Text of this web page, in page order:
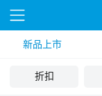
新品上市
折扣